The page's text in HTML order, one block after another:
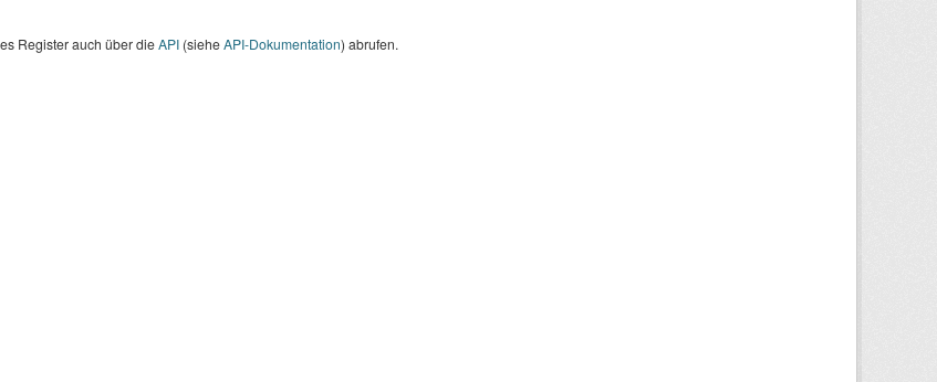
Register auch über dieAPI(sieheAPI-Dokumentation) abrufen.